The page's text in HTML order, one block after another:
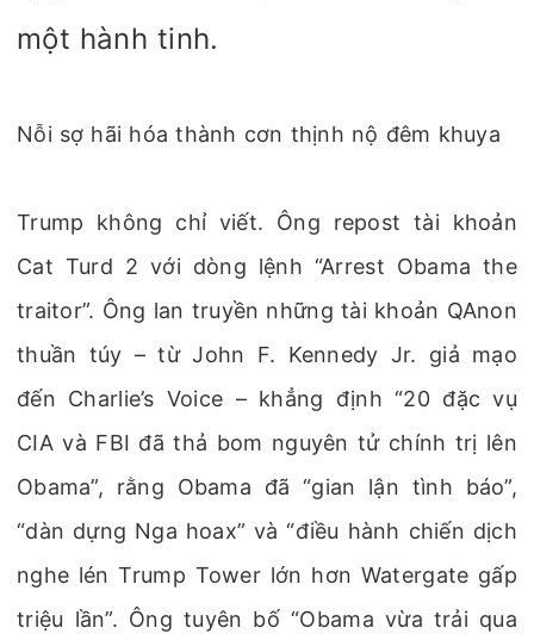
một hành tinh.
Nỗi sợ hãi hóa thành cơn thịnh nộ đêm khuya
Trump không chỉ viết. Ông repost tài khoản
Cat Turd 2 với dòng lệnh “Arrest Obama the
traitor”. Ông lan truyền những tài khoản QAnon
thuần túy – từ John F. Kennedy Jr. giả mạo
đến Charlie’s Voice – khẳng định “20 đặc vụ
CIA và FBI đã thả bom nguyên tử chính trị lên
Obama”, rằng Obama đã “gian lận tình báo”,
“dàn dựng Nga hoax” và “điều hành chiến dịch
nghe lén Trump Tower lớn hơn Watergate gấp
triệu lần”. Ông tuyên bố “Obama vừa trải qua